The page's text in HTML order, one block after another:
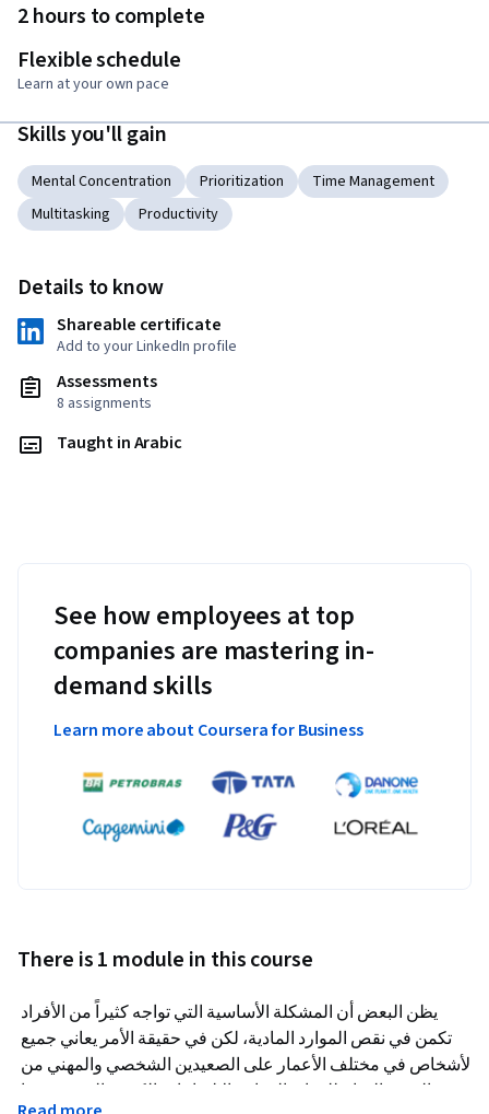
2 hours to complete
Flexible schedule
Learn at your own pace
Skills you'll gain
Mental Concentration Prioritization
Time Management
Multitasking
Productivity
Details to know
Shareable certificate
Add to your LinkedIn profile
Assessments
8 assignments
Taught in Arabic
See how employees at top
companies are mastering in-
demand skills
Learn more about Coursera for Business
There is 1 module in this course